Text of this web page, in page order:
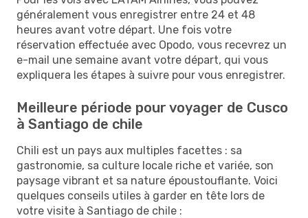
généralement vous enregistrer entre 24 et 48
heures avant votre départ. Une fois votre
réservation effectuée avec Opodo, vous recevrez un
e-mail une semaine avant votre départ, qui vous
expliquera les étapes à suivre pour vous enregistrer.
Meilleure période pour voyager de Cusco
à Santiago de chile
Chili est un pays aux multiples facettes : sa
gastronomie, sa culture locale riche et variée, son
paysage vibrant et sa nature époustouflante. Voici
quelques conseils utiles à garder en tête lors de
votre visite à Santiago de chile :